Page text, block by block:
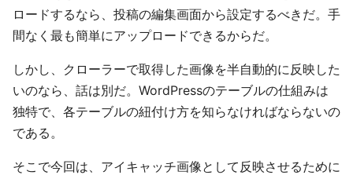
ロードするなら、投稿の編集画面から設定するべきだ。手
間なく最も簡単にアップロードできるからだ。
しかし、クローラーで取得した画像を半自動的に反映した
いのなら、話は別だ。WordPressのテーブルの仕組みは
独特で、各テーブルの紐付け方を知らなければならないの
である。
そこで今回は、アイキャッチ画像として反映させるために